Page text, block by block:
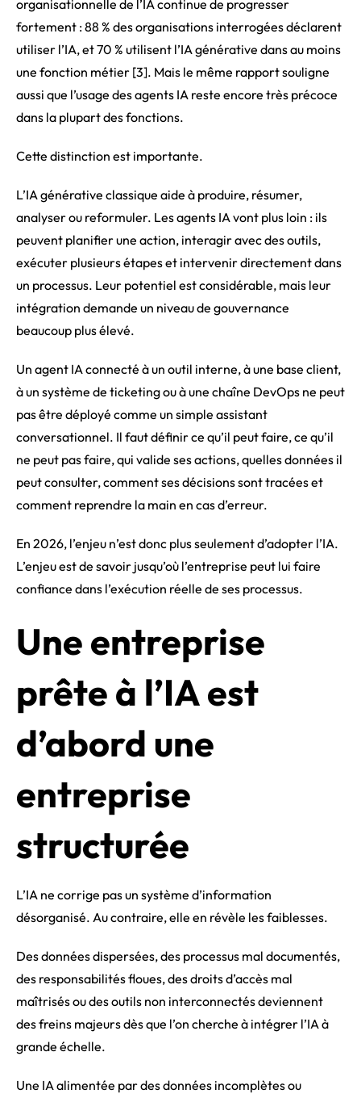
organisationnelle de l’IA continue de progresser
fortement : 88 % des organisations interrogées déclarent
utiliser l’IA, et 70 % utilisent l’IA générative dans au moins
une fonction métier [3]. Mais le même rapport souligne
aussi que l’usage des agents IA reste encore très précoce
dans la plupart des fonctions.
Cette distinction est importante.
L’IA générative classique aide à produire, résumer,
analyser ou reformuler. Les agents IA vont plus loin : ils
peuvent planifier une action, interagir avec des outils,
exécuter plusieurs étapes et intervenir directement dans
un processus. Leur potentiel est considérable, mais leur
intégration demande un niveau de gouvernance
beaucoup plus élevé.
Un agent IA connecté à un outil interne, à une base client,
à un système de ticketing ou à une chaîne DevOps ne peut
pas être déployé comme un simple assistant
conversationnel. Il faut définir ce qu’il peut faire, ce qu’il
ne peut pas faire, qui valide ses actions, quelles données il
peut consulter, comment ses décisions sont tracées et
comment reprendre la main en cas d’erreur.
En 2026, l’enjeu n’est donc plus seulement d’adopter l’IA.
L’enjeu est de savoir jusqu’où l’entreprise peut lui faire
confiance dans l’exécution réelle de ses processus.
Une entreprise
prête à l’IA est
d’abord une
entreprise
structurée
L’IA ne corrige pas un système d’information
désorganisé. Au contraire, elle en révèle les faiblesses.
Des données dispersées, des processus mal documentés,
des responsabilités floues, des droits d’accès mal
maîtrisés ou des outils non interconnectés deviennent
des freins majeurs dès que l’on cherche à intégrer l’IA à
grande échelle.
Une IA alimentée par des données incomplètes ou